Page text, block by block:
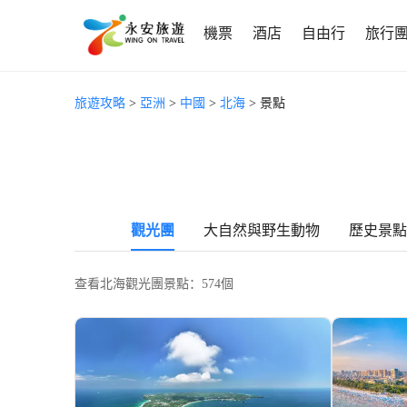
機票 酒店 自由行 旅行
旅遊攻略 > 亞洲 > 中國 > 北海 > 景點
觀光團 大自然與野生動物 歷史景點
查看北海觀光團景點：574個